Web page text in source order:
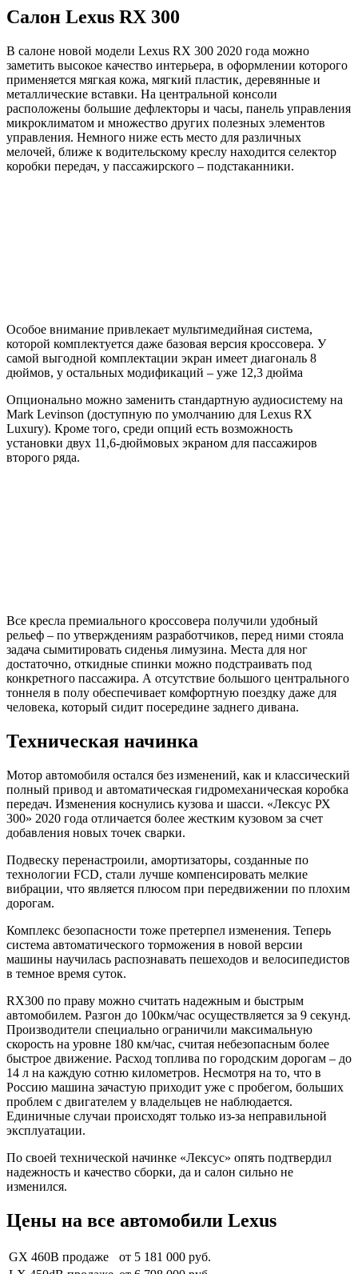
Салон Lexus RX 300
В салоне новой модели Lexus RX 300 2020 года можно
заметить высокое качество интерьера, в оформлении которого
применяется мягкая кожа, мягкий пластик, деревянные и
металлические вставки. На центральной консоли
расположены большие дефлекторы и часы, панель управления
микроклиматом и множество других полезных элементов
управления. Немного ниже есть место для различных
мелочей, ближе к водительскому креслу находится селектор
коробки передач, у пассажирского – подстаканники.
Особое внимание привлекает мультимедийная система,
которой комплектуется даже базовая версия кроссовера. У
самой выгодной комплектации экран имеет диагональ 8
дюймов, у остальных модификаций – уже 12,3 дюйма
Опционально можно заменить стандартную аудиосистему на
Mark Levinson (доступную по умолчанию для Lexus RX
Luxury). Кроме того, среди опций есть возможность
установки двух 11,6-дюймовых экраном для пассажиров
второго ряда.
Все кресла премиального кроссовера получили удобный
рельеф – по утверждениям разработчиков, перед ними стояла
задача сымитировать сиденья лимузина. Места для ног
достаточно, откидные спинки можно подстраивать под
конкретного пассажира. А отсутствие большого центрального
тоннеля в полу обеспечивает комфортную поездку даже для
человека, который сидит посередине заднего дивана.
Техническая начинка
Мотор автомобиля остался без изменений, как и классический
полный привод и автоматическая гидромеханическая коробка
передач. Изменения коснулись кузова и шасси. «Лексус РХ
300» 2020 года отличается более жестким кузовом за счет
добавления новых точек сварки.
Подвеску перенастроили, амортизаторы, созданные по
технологии FCD, стали лучше компенсировать мелкие
вибрации, что является плюсом при передвижении по плохим
дорогам.
Комплекс безопасности тоже претерпел изменения. Теперь
система автоматического торможения в новой версии
машины научилась распознавать пешеходов и велосипедистов
в темное время суток.
RX300 по праву можно считать надежным и быстрым
автомобилем. Разгон до 100км/час осуществляется за 9 секунд.
Производители специально ограничили максимальную
скорость на уровне 180 км/час, считая небезопасным более
быстрое движение. Расход топлива по городским дорогам – до
14 л на каждую сотню километров. Несмотря на то, что в
Россию машина зачастую приходит уже с пробегом, больших
проблем с двигателем у владельцев не наблюдается.
Единичные случаи происходят только из-за неправильной
эксплуатации.
По своей технической начинке «Лексус» опять подтвердил
надежность и качество сборки, да и салон сильно не
изменился.
Цены на все автомобили Lexus
GX 460В продаже
от 5 181 000 руб.